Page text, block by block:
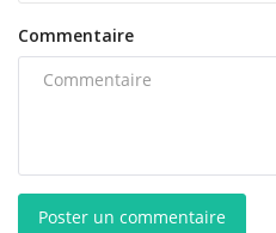
Commentaire
Poster un commentaire